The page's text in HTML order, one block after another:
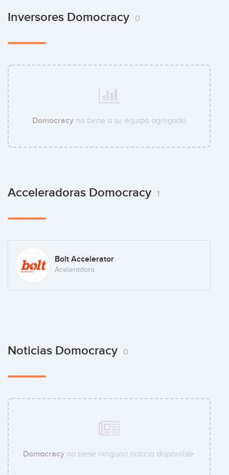
Inversores Domocracy 0
Domocracy no tiene a su equipo agregado
Acceleradoras Domocracy 1
Bolt Accelerator
Aceleradora
Noticias Domocracy 0
Domocracyno tiene ninguna noticia disponible.